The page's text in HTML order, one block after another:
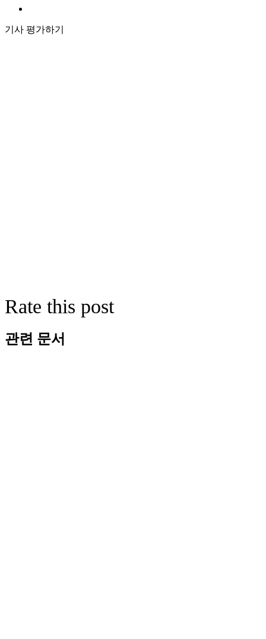
기사 평가하기
Rate this post
관련 문서